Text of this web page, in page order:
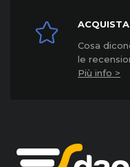
Cosa
le
Più info >